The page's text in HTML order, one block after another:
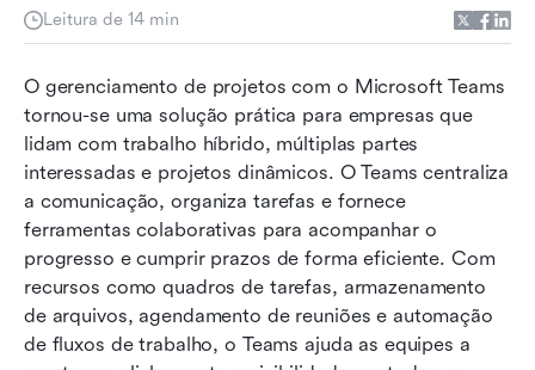
Leitura de 14 min
O gerenciamento de projetos com o Microsoft Teams
tornou-se uma solução prática para empresas que
lidam com trabalho híbrido, múltiplas partes
interessadas e projetos dinâmicos. O Teams centraliza
a comunicação, organiza tarefas e fornece
ferramentas colaborativas para acompanhar o
progresso e cumprir prazos de forma eficiente. Com
recursos como quadros de tarefas, armazenamento
de arquivos, agendamento de reuniões e automação
de fluxos de trabalho, o Teams ajuda as equipes a
Desafios de usar o Microsoft Teams para
Nova opção: Experimente o Lark para unificar
colaboração, fluxo de trabalho e projetos com
facilidade
Microsoft Teams vs Lark: comparação de
preços
Conclusão
Perguntas frequentes